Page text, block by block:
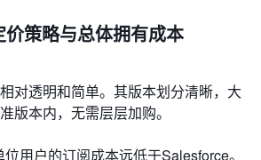
策略与总体拥有成本
对透明和简单。其版本划分清晰，大
版本内，无需层层加购。
位用户的订阅成本远低于Salesforce。